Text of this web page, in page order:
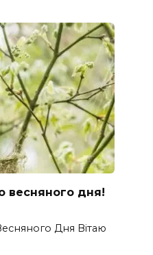
весняного дня!
Дня Вітаю